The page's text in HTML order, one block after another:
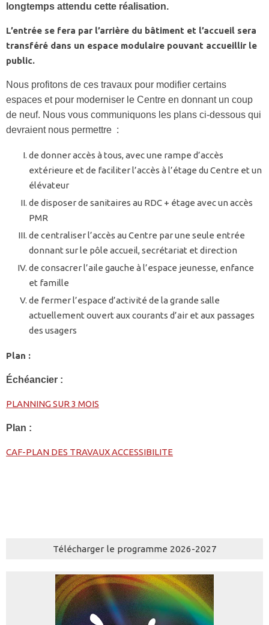
longtemps attendu cette réalisation.
L’entrée se fera par l’arrière du bâtiment et l’accueil sera
transféré dans un espace modulaire pouvant accueillir le
public.
Nous profitons de ces travaux pour modifier certains
espaces et pour moderniser le Centre en donnant un coup
de neuf. Nous vous communiquons les plans ci-dessous qui
devraient nous permettre :
de donner accès à tous, avec une rampe d’accès
extérieure et de faciliter l’accès à l’étage du Centre et un
élévateur
de disposer de sanitaires au RDC + étage avec un accès
PMR
de centraliser l’accès au Centre par une seule entrée
donnant sur le pôle accueil, secrétariat et direction
de consacrer l’aile gauche à l’espace jeunesse, enfance
et famille
de fermer l’espace d’activité de la grande salle
actuellement ouvert aux courants d’air et aux passages
des usagers
Plan :
Échéancier :
PLANNING SUR 3 MOIS
Plan :
CAF-PLAN DES TRAVAUX ACCESSIBILITE
Télécharger le programme 2026-2027